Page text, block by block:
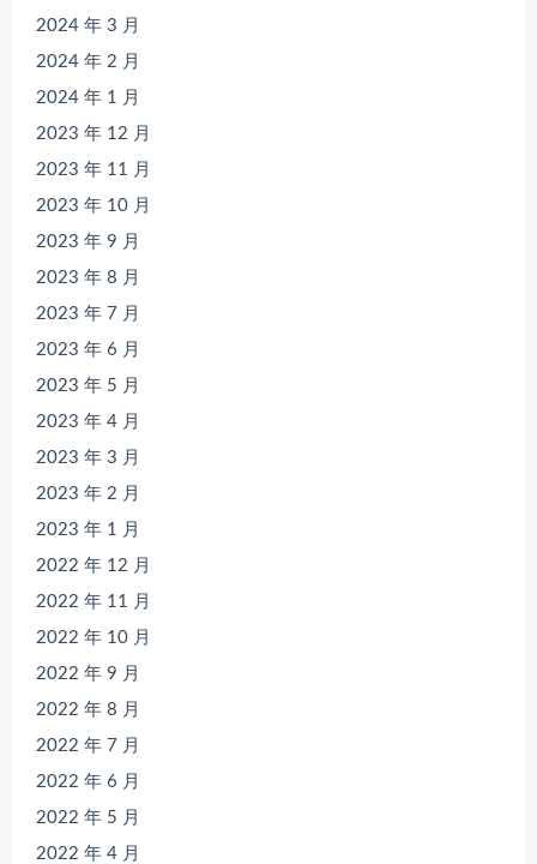
2024 年 3 月
2024 年 2 月
2024 年 1 月
2023 年 12 月
2023 年 11 月
2023 年 10 月
2023 年 9 月
2023 年 8 月
2023 年 7 月
2023 年 6 月
2023 年 5 月
2023 年 4 月
2023 年 3 月
2023 年 2 月
2023 年 1 月
2022 年 12 月
2022 年 11 月
2022 年 10 月
2022 年 9 月
2022 年 8 月
2022 年 7 月
2022 年 6 月
2022 年 5 月
2022 年 4 月